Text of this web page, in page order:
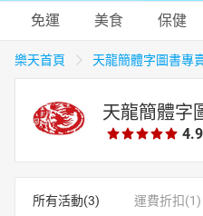
購物網分類
天天免運 美食蛋糕
免運 美食 保健
樂天首頁 天龍簡體字圖書專
天龍簡體字
4.9
所有活動(3) 運費折扣(1)